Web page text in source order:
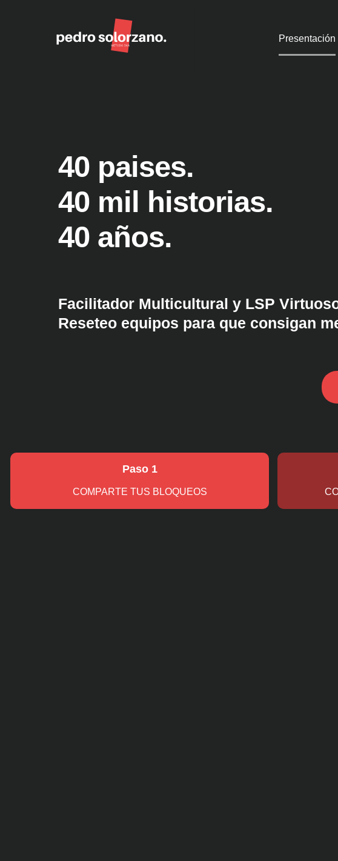
Presentación
40 paises.
40 mil historias.
40 años.
Facilitador Multicultural y LSP
Reseteo equipos para que consigan
Paso 1
COMPARTE TUS BLOQUEOS